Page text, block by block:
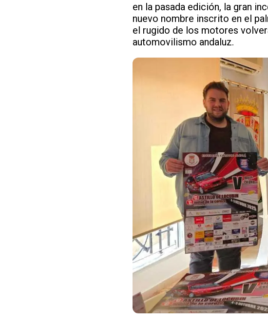
en la pasada edición, la gran
nuevo nombre inscrito en el
el rugido de los motores
automovilismo andaluz.